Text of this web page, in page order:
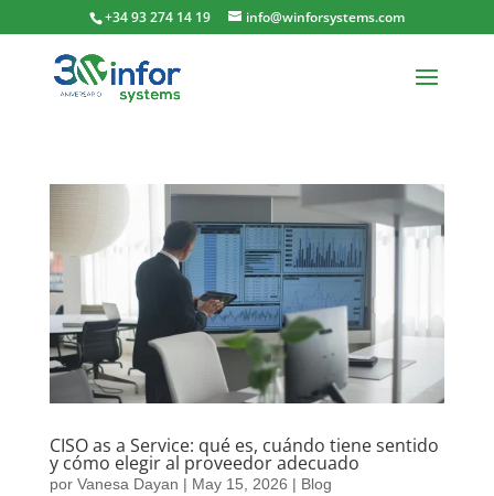
+34 93 274 14 19 info@winforsystems.com
CISO as a Service: qué es, cuándo tiene sentido
y cómo elegir al proveedor adecuado
por Vanesa Dayan | May 15, 2026 | Blog